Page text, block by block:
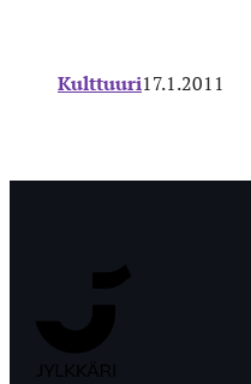
Kulttuuri17.1.2011